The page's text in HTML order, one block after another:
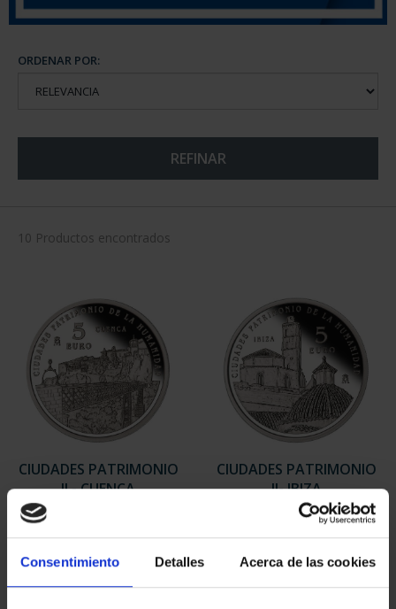
Consentimiento Detalles Acerca de las cookies
ORDENAR POR:
REFINAR
10 Productos encontrados
CIUDADES PATRIMONIO
II - CUENCA
CIUDADES PATRIMONIO
II- IBIZA
73,00 €